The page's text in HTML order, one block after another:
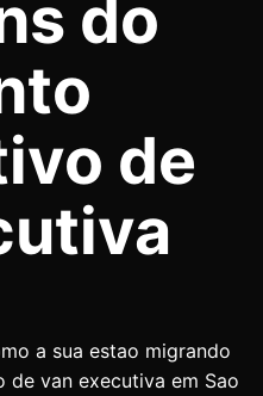
do
de
a sua estao migrando
van executiva em Sao